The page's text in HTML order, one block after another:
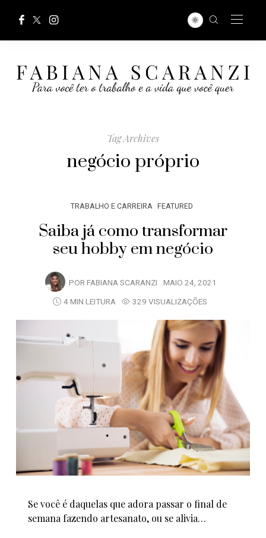
Tag Archives
negócio próprio
TRABALHO E CARREIRA FEATURED
Saiba já como transformar
seu hobby em negócio
POR FABIANA SCARANZI MAIO 24, 2021
4 MIN LEITURA
329 VISUALIZAÇÕES
Se você é daquelas que adora passar o final de
semana fazendo artesanato, ou se alivia…